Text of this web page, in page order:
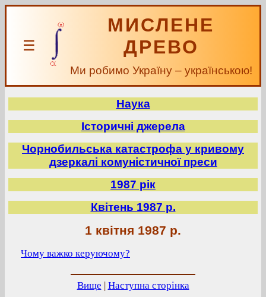
☰
МИСЛЕНЕ
ДРЕВО
Ми робимо Україну – українською!
Наука
Історичні джерела
Чорнобильська катастрофа у кривому
дзеркалі комуністичної преси
1987 рік
Квітень 1987 р.
1 квітня 1987 р.
Чому важко керуючому?
Вище | Наступна сторінка